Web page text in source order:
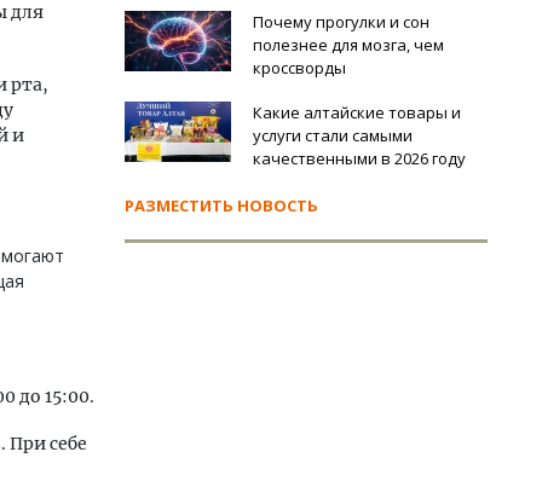
для
рта,
и
до 15:00.
При себе
Почему прогулки и сон
полезнее для мозга, чем
кроссворды
Какие алтайские товары и
услуги стали самыми
качественными в 2026 году
РАЗМЕСТИТЬ НОВОСТЬ